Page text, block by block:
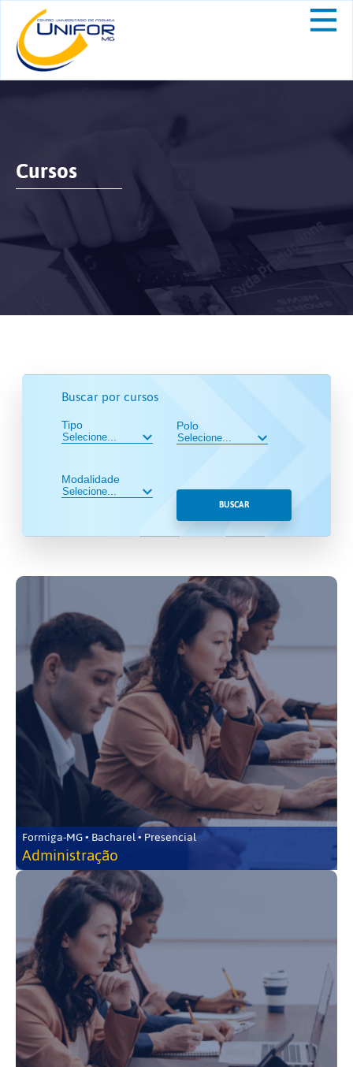
Cursos
Buscar por cursos
Tipo
Modalidade
Polo
BUSCAR
Formiga-MG • Bacharel • Presencial
Administração